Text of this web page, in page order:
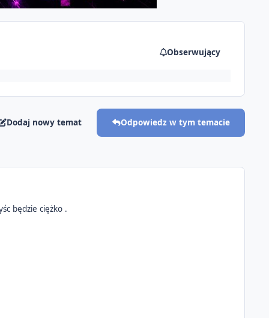
Obserwujący
Dodaj nowy temat Odpowiedz w tym temacie
będzie ciężko .